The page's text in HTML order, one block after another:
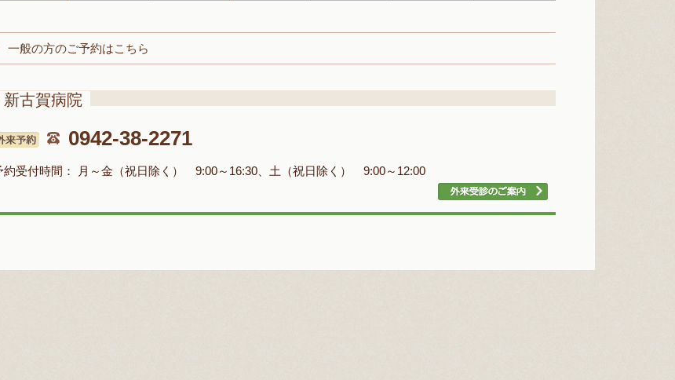
一般の方のご予約はこちら
新古賀病院
0942-38-2271
約受付時間： 月～金（祝日除く） 9:00～16:30、土（祝日除く） 9:00～12:00